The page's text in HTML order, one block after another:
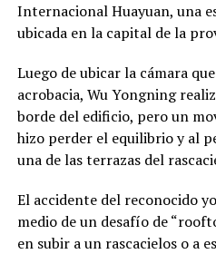
Internacional Huayuan, una
ubicada en la capital de la
Luego de ubicar la cámara
acrobacia, Wu Yongning
borde del edificio, pero un
hizo perder el equilibrio y al
una de las terrazas del
El accidente del reconocido
medio de un desafío de
en subir a un rascacielos o a